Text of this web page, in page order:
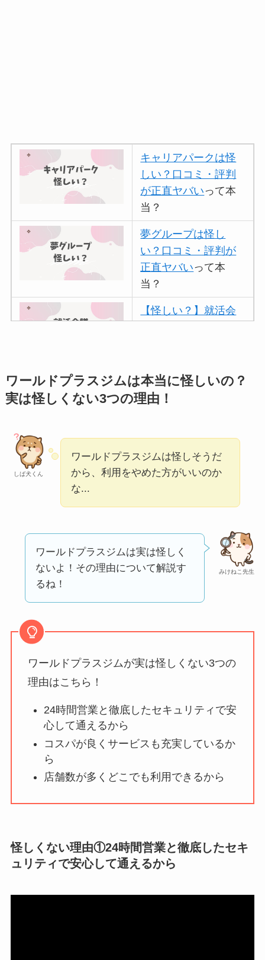
キャリアパークは怪
しい？口コミ・評判
が正直ヤバいって本
当？
夢グループは怪し
い？口コミ・評判が
正直ヤバいって本
当？
【怪しい？】就活会
アトムクリニックは
怪しい？口コミ・評
【怪しい？】帝国デ
ータバンクの口コ
う？
【怪しい？】セルプ
ロモート株式会社の
口コミ・評判
は実際
ミ・評価が正直ヤバ
社TAPPの口コミ・評
ミ・評判が正直ヤバ
いって本当？
ワールドプラスジムは本当に怪しいの？
実は怪しくない3つの理由！
しば犬くん
ワールドプラスジムは怪しそうだ
から、利用をやめた方がいいのか
な...
みけねこ先生
ワールドプラスジムは実は怪しく
ないよ！その理由について解説す
るね！
ワールドプラスジムが実は怪しくない3つの
理由はこちら！
24時間営業と徹底したセキュリティで安
心して通えるから
コスパが良くサービスも充実しているか
ら
店舗数が多くどこでも利用できるから
怪しくない理由①24時間営業と徹底したセキ
ュリティで安心して通えるから